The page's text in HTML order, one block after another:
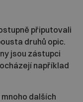
připutovali
druhů opic.
jsou zástupci
například
dalších